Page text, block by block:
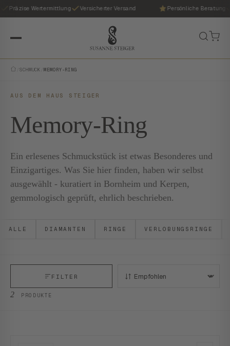
Präzise Wertermittlung Versicherter Versand Persönliche Beratung
SCHMUCK /MEMORY-RING
AUS DEM HAUS STEIGER
Memory-Ring
Ein erlesenes Schmuckstück ist etwas Besonderes und
Einzigartiges. Was Sie hier finden, haben wir selbst
ausgewählt - kuratiert in Bornheim und Kerpen,
gemmologisch geprüft, ehrlich beschrieben.
ALLE DIAMANTEN RINGE VERLOBUNGSRINGE
2 PRODUKTE
FILTER SORTIEREN: